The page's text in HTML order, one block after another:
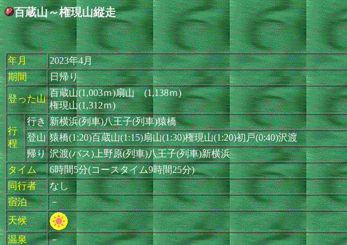
百蔵山～権現山縦走
年月
2023年4月
期間
日帰り
登った山
百蔵山(1,003ｍ)扇山 (1,138ｍ)
権現山(1,312ｍ)
行
程
行き 新横浜(列車)八王子(列車)猿橋
登山 猿橋(1:20)百蔵山(1:15)扇山(1:30)権現山(1:20)初戸(0:40)沢渡
帰り 沢渡(バス)上野原(列車)八王子(列車)新横浜
タイム
6時間5分(コースタイム9時間25分)
同行者
なし
宿泊
－
天候
温泉
－